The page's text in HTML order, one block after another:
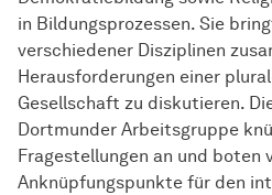
in Bildungsprozessen. Sie
verschiedener Disziplinen
Herausforderungen einer
Gesellschaft zu diskutieren.
Dortmunder Arbeitsgruppe
Fragestellungen an und boten
Anknüpfungspunkte für den